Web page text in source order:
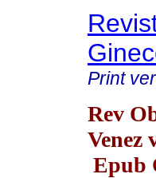
Print
Rev
Venez
Epub